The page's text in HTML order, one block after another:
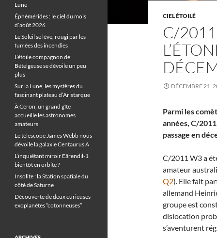
CIEL ÉTOILÉ
C/
DÉCEMBRE 21,
Parmi les
années, C/
passage en
C/2011 W3 a
amateur
Q2). Elle fait
allemand
groupe est
dislocation
s’aventurent
Lune
Éphémérides : le ciel du mois
d’août 2026
Le Soleil se lève, rougi par les
fumées des incendies
L’étoile compagnon de
Bételgeuse se dévoile un peu
plus
Sur la Lune, les mystères du
fascinant plateau d’Aristarque
À Céron, un grand gîte
accueille les astronomes
amateurs
Le télescope James Webb nous
dévoile la galaxie Centaurus A
L’inquiétant miroir Eärendil-1
bientôt en orbite ?
Insolite : la Station spatiale du
côté de Saturne
Découverte de deux curieuses
exoplanètes “cotonneuses”